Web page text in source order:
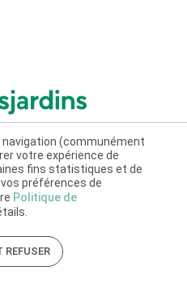
(communément
votre expérience de
fins statistiques et de
préférences de
Politique de
REFUSER